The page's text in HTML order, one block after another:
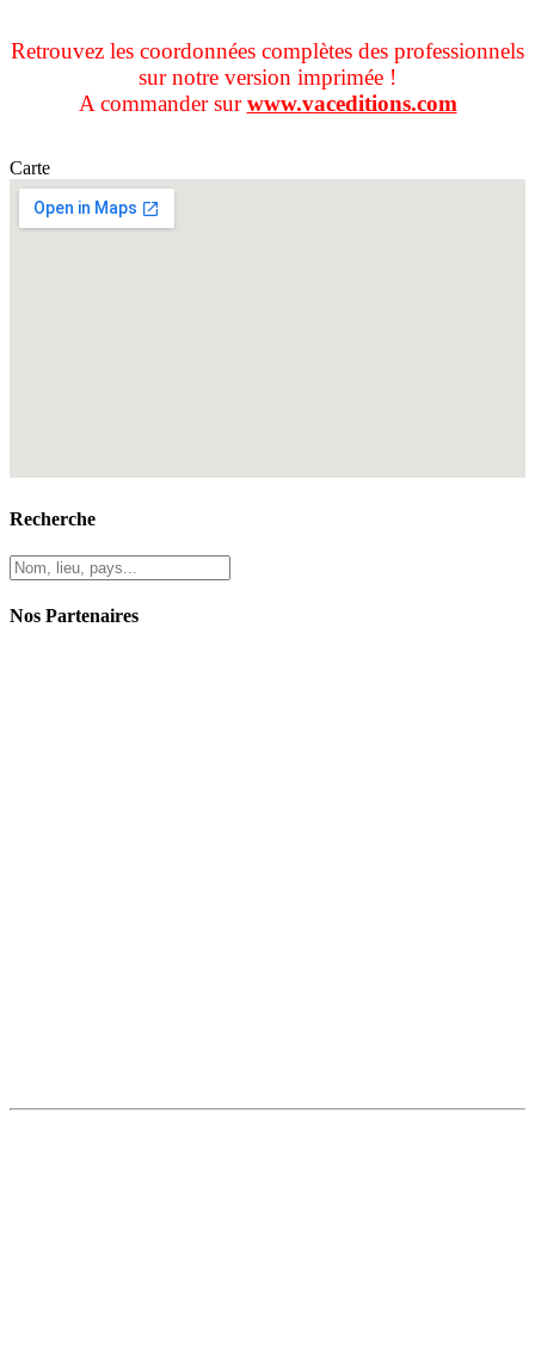
Retrouvez les coordonnées complètes des professionnels
sur notre version imprimée !
A commander surwww.vaceditions.com
Carte
Recherche
Nos Partenaires